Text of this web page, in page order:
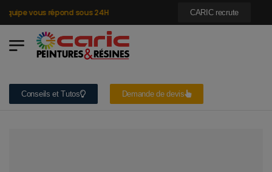
vous répond sous 24H CARIC recrute
Conseils et Tutos Demande de devis